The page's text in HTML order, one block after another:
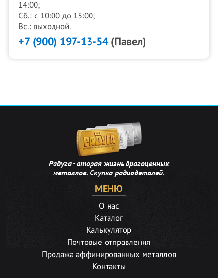
14:00;
Сб.: с 10:00 до 15:00;
Вс.: выходной.
+7 (900) 197-13-54(Павел)
Радуга - вторая жизнь драгоценных
металлов. Скупка радиодеталей.
МЕНЮ
О нас
Каталог
Калькулятор
Почтовые отправления
Продажа аффинированных металлов
Контакты